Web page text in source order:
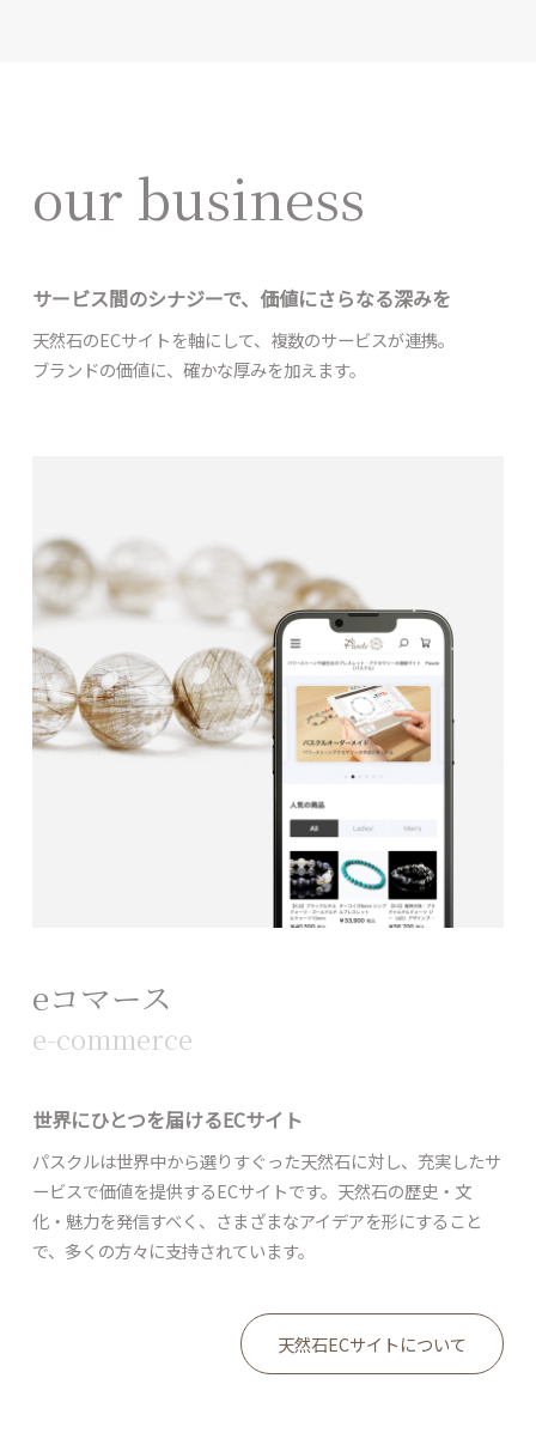
our business
サービス間のシナジーで、価値にさらなる深みを
天然石のECサイトを軸にして、複数のサービスが連携。
ブランドの価値に、確かな厚みを加えます。
eコマース
e-commerce
世界にひとつを届けるECサイト
パスクルは世界中から選りすぐった天然石に対し、充実したサ
ービスで価値を提供するECサイトです。天然石の歴史・文
化・魅力を発信すべく、さまざまなアイデアを形にすること
で、多くの方々に支持されています。
天然石ECサイトについて